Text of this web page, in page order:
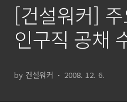
[건설워커]
인구직 공채
by 건설워커 2008. 12. 6.